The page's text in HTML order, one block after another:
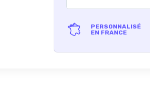
PERSONNALISÉ
EN FRANCE